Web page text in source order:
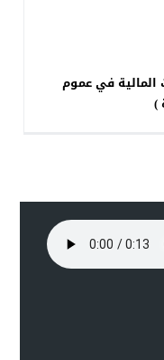
المالية في عموم
)